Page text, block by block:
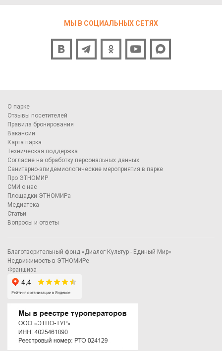
МЫ В СОЦИАЛЬНЫХ СЕТЯХ
О парке
Отзывы посетителей
Правила бронирования
Вакансии
Карта парка
Техническая поддержка
Согласие на обработку персональных данных
Санитарно-эпидемиологические мероприятия в парке
Про ЭТНОМИР
СМИ о нас
Площадки ЭТНОМИРа
Медиатека
Статьи
Вопросы и ответы
Благотворительный фонд «Диалог Культур - Единый Мир»
Недвижимость в ЭТНОМИРе
Франшиза